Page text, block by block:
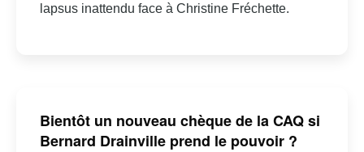
lapsus inattendu face à Christine Fréchette.
Bientôt un nouveau chèque de la CAQ si
Bernard Drainville prend le pouvoir ?